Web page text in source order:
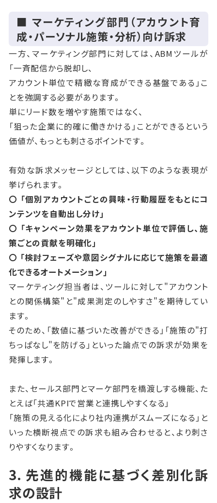
■ マーケティング部門（アカウント育
成・パーソナル施策・分析）向け訴求
一方、マーケティング部門に対しては、ABMツールが
「一斉配信から脱却し、
アカウント単位で精緻な育成ができる基盤である」こ
とを強調する必要があります。
単にリード数を増やす施策ではなく、
「狙った企業に的確に働きかける」ことができるという
価値が、もっとも刺さるポイントです。
有効な訴求メッセージとしては、以下のような表現が
挙げられます。
〇 「個別アカウントごとの興味・行動履歴をもとにコ
ンテンツを自動出し分け」
〇 「キャンペーン効果をアカウント単位で評価し、施
策ごとの貢献を明確化」
〇 「検討フェーズや意図シグナルに応じて施策を最適
化できるオートメーション」
マーケティング担当者は、ツールに対して"アカウント
との関係構築"と"成果測定のしやすさ"を期待してい
ます。
そのため、「数値に基づいた改善ができる」「施策の"打
ちっぱなし"を防げる」といった論点での訴求が効果を
発揮します。
また、セールス部門とマーケ部門を橋渡しする機能、た
とえば「共通KPIで営業と連携しやすくなる」
「施策の見える化により社内連携がスムーズになる」と
いった横断視点での訴求も組み合わせると、より刺さ
りやすくなります。
3. 先進的機能に基づく差別化訴
求の設計